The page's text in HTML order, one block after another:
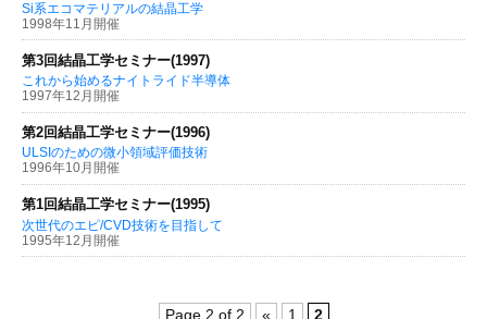
Si系エコマテリアルの結晶工学
1998年11月開催
第3回結晶工学セミナー(1997)
これから始めるナイトライド半導体
1997年12月開催
第2回結晶工学セミナー(1996)
ULSIのための微小領域評価技術
1996年10月開催
第1回結晶工学セミナー(1995)
次世代のエピ/CVD技術を目指して
1995年12月開催
Page 2 of 2 « 1 2